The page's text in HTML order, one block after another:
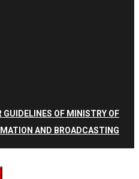
GUIDELINES OF MINISTRY OF
AND BROADCASTING